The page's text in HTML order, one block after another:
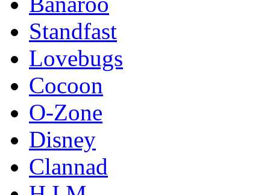
Standfast
Lovebugs
Cocoon
O-Zone
Disney
Clannad